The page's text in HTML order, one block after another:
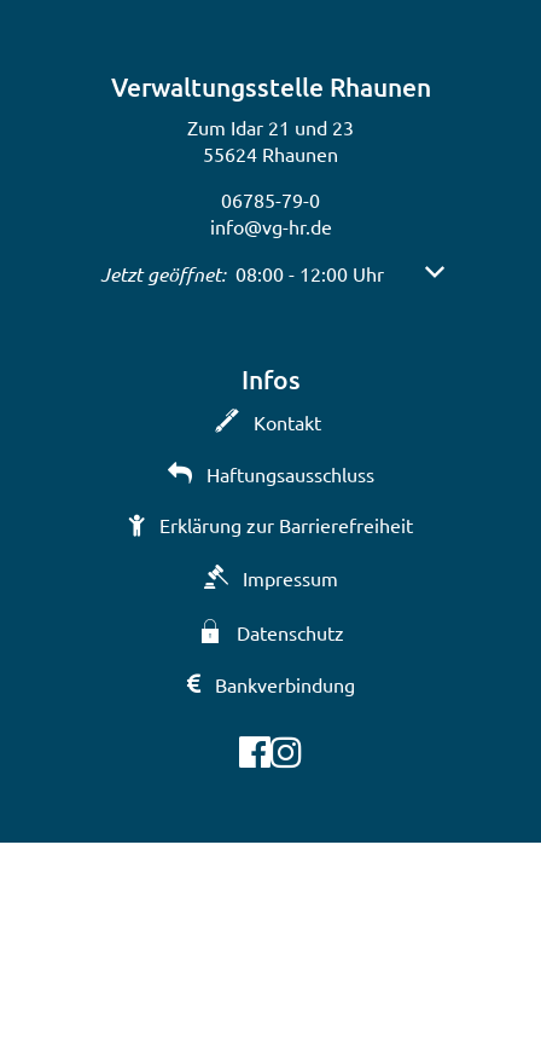
Verwaltungsstelle Rhaunen
Zum Idar 21 und 23
55624 Rhaunen
06785-79-0
info@vg-hr.de
Klicken, um weitere Öffnungs- oder Schließzeiten
Jetzt geöffnet: 08:00 - 12:00 Uhr Von 08:00
Infos
Kontakt
Haftungsausschluss
Erklärung zur Barrierefreiheit
Impressum
Datenschutz
Bankverbindung